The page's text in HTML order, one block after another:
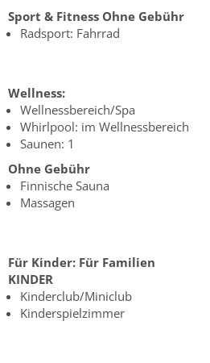
Sport & Fitness Ohne Gebühr
Radsport: Fahrrad
Wellness:
Wellnessbereich/Spa
Whirlpool: im Wellnessbereich
Saunen: 1
Ohne Gebühr
Finnische Sauna
Massagen
Für Kinder: Für Familien
KINDER
Kinderclub/Miniclub
Kinderspielzimmer